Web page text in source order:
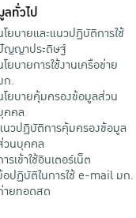
ลทั่วไป
โยบายและแนวปฏิบัติการใช้
ญญาประดิษฐ์
โยบายการใช้งานเครือข่าย
ก.
โยบายคุ้มครองข้อมูลส่วน
คคล
นวปฏิบัติการคุ้มครองข้อมูล
วนบุคคล
รเข้าใช้อินเตอร์เน็ต
อปฏิบัติในการใช้ e-mail มก.
ายทอดสด